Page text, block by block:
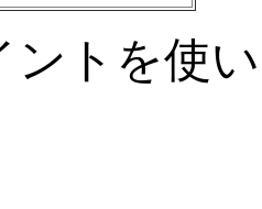
ントを使